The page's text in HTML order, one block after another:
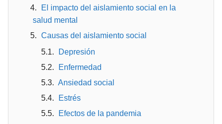
El impacto del aislamiento social en la
salud mental
Causas del aislamiento social
Depresión
Enfermedad
Ansiedad social
Estrés
Efectos de la pandemia